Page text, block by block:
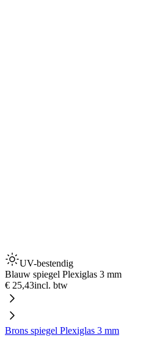
UV-bestendig
Blauw spiegel Plexiglas 3 mm
€ 25,43incl. btw
Brons spiegel Plexiglas 3 mm